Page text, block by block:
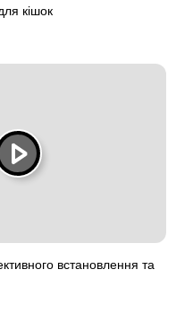
кішок
встановлення та